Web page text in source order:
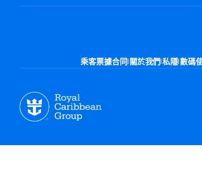
乘客票據合同| 關於我們|私隱|數碼